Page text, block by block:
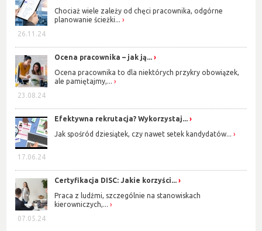
26.11.24
Chociaż wiele zależy od chęci pracownika, odgórne
planowanie ścieżki...
23.08.24
Ocena pracownika – jak ją...
Ocena pracownika to dla niektórych przykry obowiązek,
ale pamiętajmy,...
17.06.24
Efektywna rekrutacja? Wykorzystaj...
Jak spośród dziesiątek, czy nawet setek kandydatów...
07.05.24
Certyfikacja DISC: Jakie korzyści...
Praca z ludźmi, szczególnie na stanowiskach
kierowniczych,...